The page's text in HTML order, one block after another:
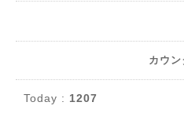
カウン
Today : 1207